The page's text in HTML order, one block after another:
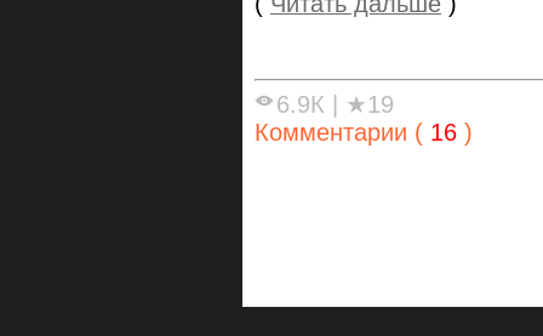
6.9К
★19
Комментарии ( 16 )